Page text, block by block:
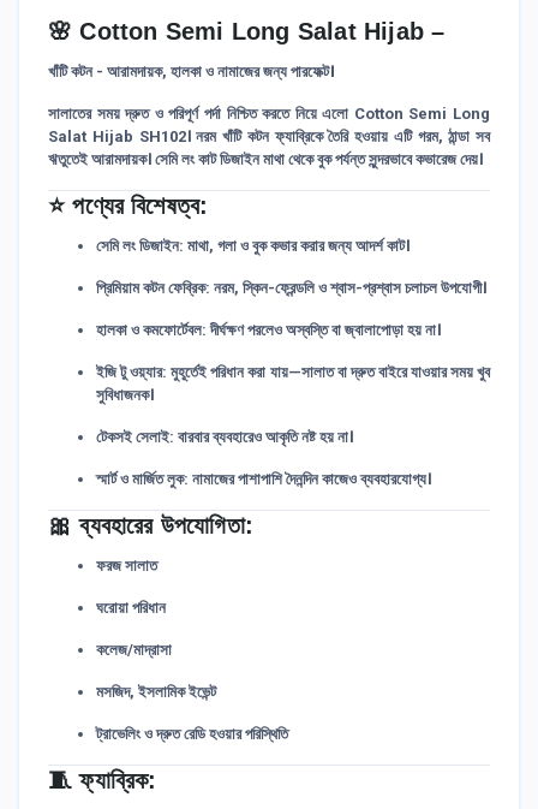
🌸Cotton Semi Long Salat Hijab –
খাঁটি কটন - আরামদায়ক, হালকা ও নামাজের জন্য পারফেক্ট।
সালাতের সময় দ্রুত ও পরিপূর্ণ পর্দা নিশ্চিত করতে নিয়ে এলো Cotton Semi Long
Salat Hijab SH102। নরম খাঁটি কটন ফ্যাব্রিকে তৈরি হওয়ায় এটি গরম, ঠান্ডা সব
ঋতুতেই আরামদায়ক। সেমি লং কাট ডিজাইন মাথা থেকে বুক পর্যন্ত সুন্দরভাবে কভারেজ দেয়।
⭐পণ্যের বিশেষত্ব:
সেমি লং ডিজাইন: মাথা, গলা ও বুক কভার করার জন্য আদর্শ কাট।
প্রিমিয়াম কটন ফেব্রিক: নরম, স্কিন-ফ্রেন্ডলি ও শ্বাস-প্রশ্বাস চলাচল উপযোগী।
হালকা ও কমফোর্টেবল: দীর্ঘক্ষণ পরলেও অস্বস্তি বা জ্বালাপোড়া হয় না।
ইজি টু ওয়্যার: মুহূর্তেই পরিধান করা যায়—সালাত বা দ্রুত বাইরে যাওয়ার সময় খুব
সুবিধাজনক।
টেকসই সেলাই: বারবার ব্যবহারেও আকৃতি নষ্ট হয় না।
স্মার্ট ও মার্জিত লুক: নামাজের পাশাপাশি দৈনন্দিন কাজেও ব্যবহারযোগ্য।
🎀ব্যবহারের উপযোগিতা:
ফরজ সালাত
ঘরোয়া পরিধান
কলেজ/মাদ্রাসা
মসজিদ, ইসলামিক ইভেন্ট
ট্রাভেলিং ও দ্রুত রেডি হওয়ার পরিস্থিতি
🧵ফ্যাব্রিক: